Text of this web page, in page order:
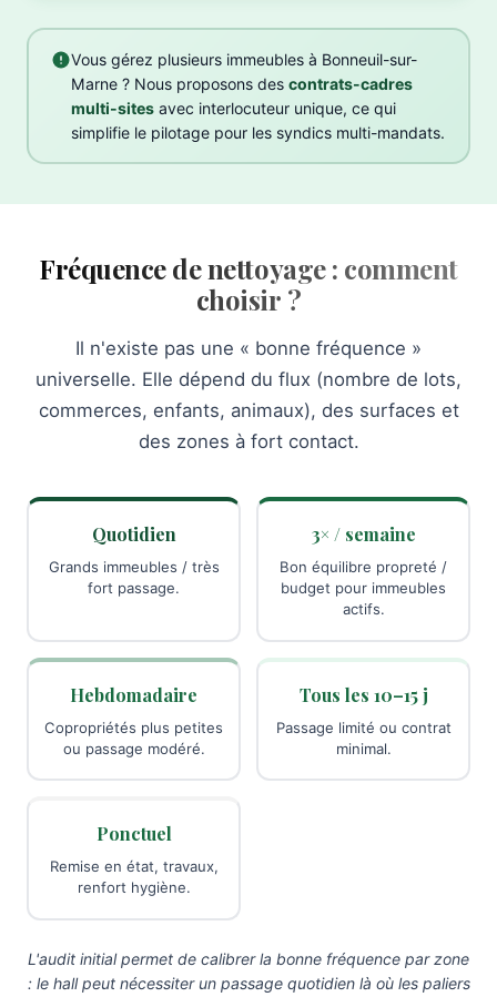
Vous gérez plusieurs immeubles à Bonneuil-sur-
Marne ? Nous proposons des contrats-cadres
multi-sitesavec interlocuteur unique, ce qui
simplifie le pilotage pour les syndics multi-mandats.
Fréquence de nettoyage : comment
choisir ?
Il n'existe pas une « bonne fréquence »
universelle. Elle dépend du flux (nombre de lots,
commerces, enfants, animaux), des surfaces et
des zones à fort contact.
Quotidien
Grands immeubles / très
fort passage.
3× / semaine
Bon équilibre propreté /
budget pour immeubles
actifs.
Hebdomadaire
Copropriétés plus petites
ou passage modéré.
Tous les 10–15 j
Passage limité ou contrat
minimal.
Ponctuel
Remise en état, travaux,
renfort hygiène.
L'audit initial permet de calibrer la bonne fréquence par zone
: le hall peut nécessiter un passage quotidien là où les paliers